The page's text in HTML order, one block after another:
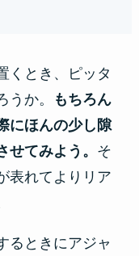
くとき、ピッタ
か。
もちろん
にほんの少し隙
せてみよう。 そ
表れてよりリア
るときにアジャ